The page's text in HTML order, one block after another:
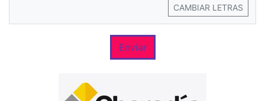
CAMBIAR LETRAS